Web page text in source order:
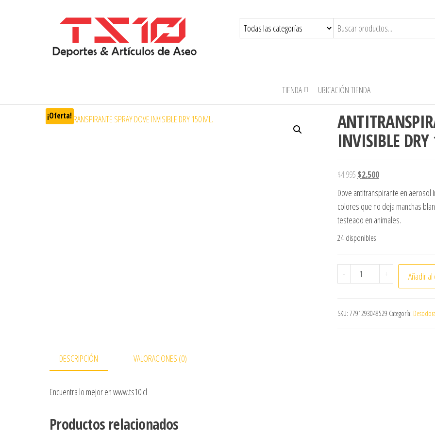
TIENDA UBICACIÓN TIENDA
¡Oferta!
INVISIBLE
$4.995El precio original era: $4.995.
$2.500El precio actual es:
Dove antitranspirante en aerosol
colores que no deja manchas
testeado en animales.
24 disponibles
- ANTITRANSPIRANTE
+ Añadir
SKU: 7791293048529 Categoría:
DESCRIPCIÓN VALORACIONES (0)
Encuentra lo mejor en www.ts10.cl
Productos relacionados